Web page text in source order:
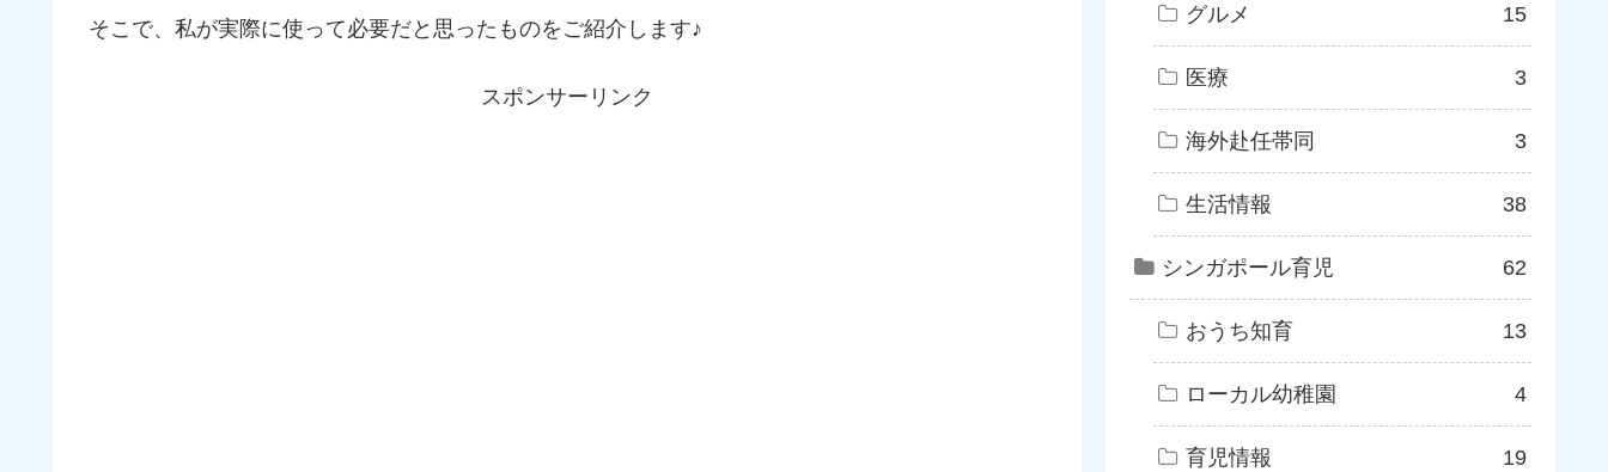
そこで、私が実際に使って必要だと思ったものをご紹介します♪
スポンサーリンク
グルメ 15
医療 3
海外赴任帯同 3
生活情報 38
シンガポール育児 62
おうち知育 13
ローカル幼稚園 4
育児情報 19